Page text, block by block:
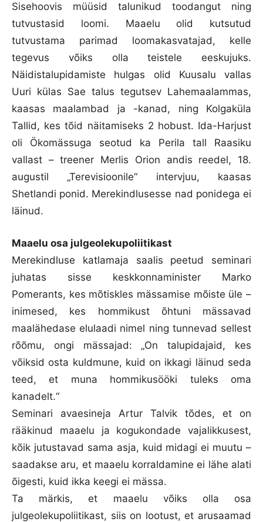
Sisehoovis müüsid talunikud toodangut ning
tutvustasid loomi. Maaelu olid kutsutud
tutvustama parimad loomakasvatajad, kelle
tegevus võiks olla teistele eeskujuks.
Näidistalupidamiste hulgas olid Kuusalu vallas
Uuri külas Sae talus tegutsev Lahemaalammas,
kaasas maalambad ja -kanad, ning Kolgaküla
Tallid, kes tõid näitamiseks 2 hobust. Ida-Harjust
oli Ökomässuga seotud ka Perila tall Raasiku
vallast – treener Merlis Orion andis reedel, 18.
augustil „Terevisioonile“ intervjuu, kaasas
Shetlandi ponid. Merekindlusesse nad ponidega ei
läinud.
Maaelu osa julgeolekupoliitikast
Merekindluse katlamaja saalis peetud seminari
juhatas sisse keskkonnaminister Marko
Pomerants, kes mõtiskles mässamise mõiste üle –
inimesed, kes hommikust õhtuni mässavad
maalähedase elulaadi nimel ning tunnevad sellest
rõõmu, ongi mässajad: „On talupidajaid, kes
võiksid osta kuldmune, kuid on ikkagi läinud seda
teed, et muna hommikusööki tuleks oma
kanadelt.“
Seminari avaesineja Artur Talvik tõdes, et on
rääkinud maaelu ja kogukondade vajalikkusest,
kõik jutustavad sama asja, kuid midagi ei muutu –
saadakse aru, et maaelu korraldamine ei lähe alati
õigesti, kuid ikka keegi ei mässa.
Ta märkis, et maaelu võiks olla osa
julgeolekupoliitikast, siis on lootust, et arusaamad